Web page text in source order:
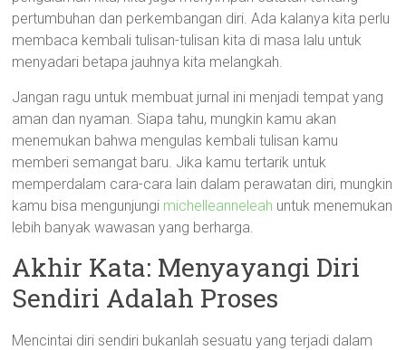
pertumbuhan dan perkembangan diri. Ada kalanya kita perlu
membaca kembali tulisan-tulisan kita di masa lalu untuk
menyadari betapa jauhnya kita melangkah.
Jangan ragu untuk membuat jurnal ini menjadi tempat yang
aman dan nyaman. Siapa tahu, mungkin kamu akan
menemukan bahwa mengulas kembali tulisan kamu
memberi semangat baru. Jika kamu tertarik untuk
memperdalam cara-cara lain dalam perawatan diri, mungkin
kamu bisa mengunjungi michelleanneleah untuk menemukan
lebih banyak wawasan yang berharga.
Akhir Kata: Menyayangi Diri
Sendiri Adalah Proses
Mencintai diri sendiri bukanlah sesuatu yang terjadi dalam